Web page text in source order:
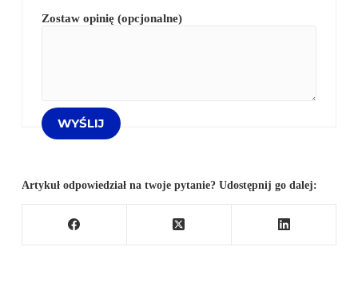
Zostaw opinię (opcjonalne)
Artykuł odpowiedział na twoje pytanie? Udostępnij go dalej: